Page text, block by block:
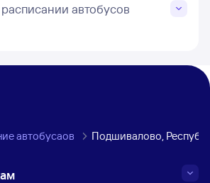
автобусов
автобусаов Подшивалово,